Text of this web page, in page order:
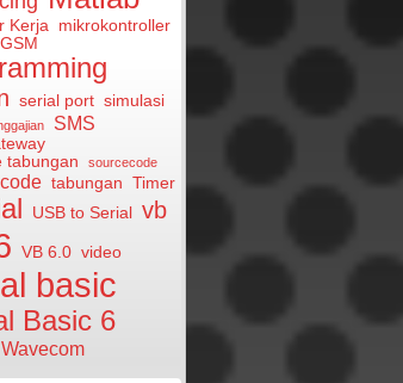
Kerja mikrokontroller
serial port simulasi
SMS
tabungan
sourcecode
tabungan Timer
USB to Serial vb
VB 6.0 video
basic
Basic 6
Wavecom